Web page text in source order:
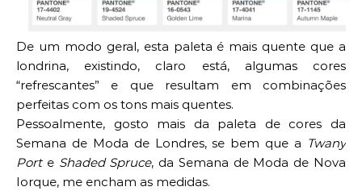
De um modo geral, esta paleta é mais quente que a
londrina, existindo, claro está, algumas cores
“refrescantes” e que resultam em combinações
perfeitas com os tons mais quentes.
Pessoalmente, gosto mais da paleta de cores da
Semana de Moda de Londres, se bem que a Twany
Porte Shaded Spruce, da Semana de Moda de Nova
Iorque, me encham as medidas.